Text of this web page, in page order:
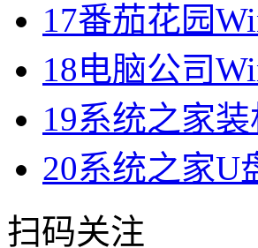
17番茄花园
18电脑公司
19系统之家
20系统之家U
扫码关注